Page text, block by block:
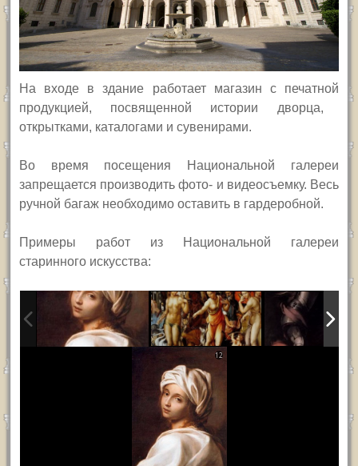
На входе в здание работаетмагазин спечатной
продукцией, посвященной истории дворца,
открытками, каталогами и сувенирами.
Во время посещения Национальной галереи
запрещается производить фото- и видеосъемку. Весь
ручной багаж необходимо оставить в гардеробной.
Примеры работ из Национальной галереи
старинного искусства:
12